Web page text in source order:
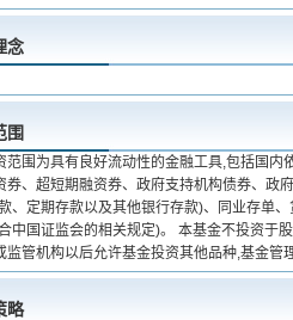
念
围
范围为具有良好流动性的金融工具,包括国
券、超短期融资券、政府支持机构债券、政
、定期存款以及其他银行存款)、同业存单
中国证监会的相关规定)。 本基金不投资于
监管机构以后允许基金投资其他品种,基金管
略